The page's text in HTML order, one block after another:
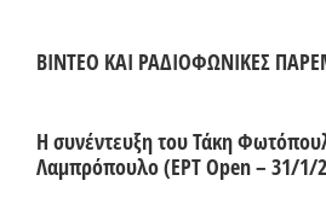
ΒΙΝΤΕΟ ΚΑΙ ΡΑΔΙΟΦΩΝΙΚΕΣ
Η συνέντευξη του Τάκη
Λαμπρόπουλο (ΕΡΤ Open – 31/1/